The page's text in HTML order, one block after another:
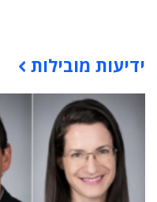
ידיעות מובילות